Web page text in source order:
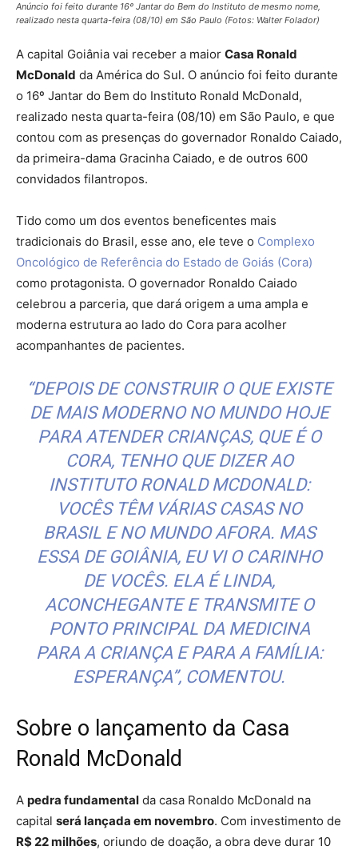
Anúncio foi feito durante 16º Jantar do Bem do Instituto de mesmo nome,
realizado nesta quarta-feira (08/10) em São Paulo (Fotos: Walter Folador)
A capital Goiânia vai receber a maior Casa Ronald
McDonald da América do Sul. O anúncio foi feito durante
o 16º Jantar do Bem do Instituto Ronald McDonald,
realizado nesta quarta-feira (08/10) em São Paulo, e que
contou com as presenças do governador Ronaldo Caiado,
da primeira-dama Gracinha Caiado, e de outros 600
convidados filantropos.
Tido como um dos eventos beneficentes mais
tradicionais do Brasil, esse ano, ele teve o Complexo
Oncológico de Referência do Estado de Goiás (Cora)
como protagonista. O governador Ronaldo Caiado
celebrou a parceria, que dará origem a uma ampla e
moderna estrutura ao lado do Cora para acolher
acompanhantes de pacientes.
“DEPOIS DE CONSTRUIR O QUE EXISTE
DE MAIS MODERNO NO MUNDO HOJE
PARA ATENDER CRIANÇAS, QUE É O
CORA, TENHO QUE DIZER AO
INSTITUTO RONALD MCDONALD:
VOCÊS TÊM VÁRIAS CASAS NO
BRASIL E NO MUNDO AFORA. MAS
ESSA DE GOIÂNIA, EU VI O CARINHO
DE VOCÊS. ELA É LINDA,
ACONCHEGANTE E TRANSMITE O
PONTO PRINCIPAL DA MEDICINA
PARA A CRIANÇA E PARA A FAMÍLIA:
ESPERANÇA”, COMENTOU.
Sobre o lançamento da Casa
Ronald McDonald
A pedra fundamental da casa Ronaldo McDonald na
capital será lançada em novembro. Com investimento de
R$ 22 milhões, oriundo de doação, a obra deve durar 10